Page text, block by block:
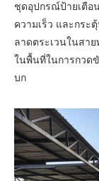
ชุดอุปกรณ์ป้ายเตือ
ความเร็ว และกระ
ลาดตระเวนในสา
ในพื้นที่ในการกวด
บก